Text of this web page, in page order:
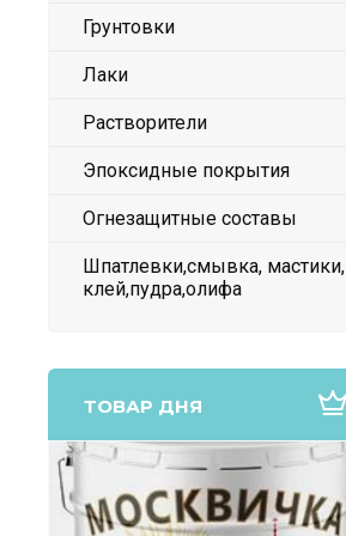
Грунтовки
Лаки
Растворители
Эпоксидные покрытия
Огнезащитные составы
Шпатлевки,смывка, мастики,
клей,пудра,олифа
ТОВАР ДНЯ